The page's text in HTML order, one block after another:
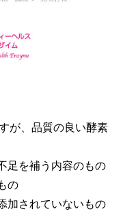
が、品質の良い酵素
足を補う内容のもの
の
加されていないもの